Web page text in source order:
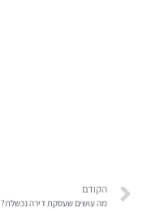
הקודם
מה עושים שעסקת דירה נכשלת?